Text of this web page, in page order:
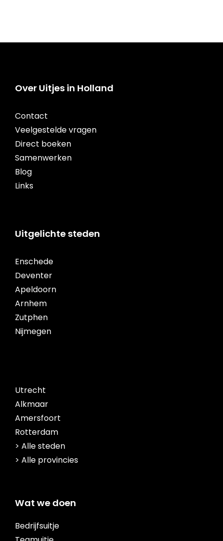
Over Uitjes in Holland
Contact
Veelgestelde vragen
Direct boeken
Samenwerken
Blog
Links
Uitgelichte steden
Enschede
Deventer
Apeldoorn
Arnhem
Zutphen
Nijmegen
Utrecht
Alkmaar
Amersfoort
Rotterdam
> Alle steden
> Alle provincies
Wat we doen
Bedrijfsuitje